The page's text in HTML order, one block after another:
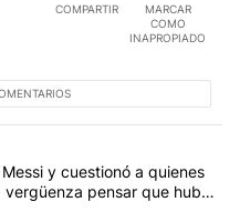
COMPARTIR
MARCAR
COMO
INAPROPIADO
más comentarios en los
"Milei despidió a Jorge
y cuestionó a quienes
vergüenza pensar que hubo